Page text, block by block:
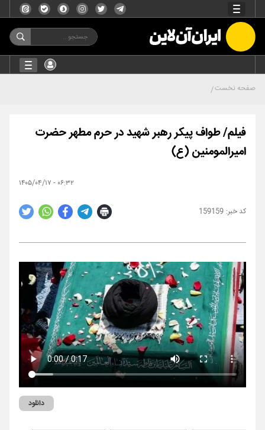
صفحه نخست
فیلم/ طواف پیکر رهبر شهید در حرم مطهر حضرت
امیرالمومنین (ع)
۰۶:۳۲ - ۱۴۰۵/۰۴/۱۷
159159
دانلود